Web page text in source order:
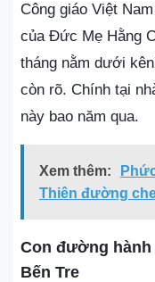
Công giáo Việt
của Đức Mẹ Hằng
tháng nằm dưới
còn rõ. Chính tại
này bao năm qua.
Xem thêm:
Thiên đường
Con đường
Bến Tre